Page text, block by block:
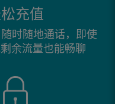
充值
时随地通话，即使
余流量也能畅聊